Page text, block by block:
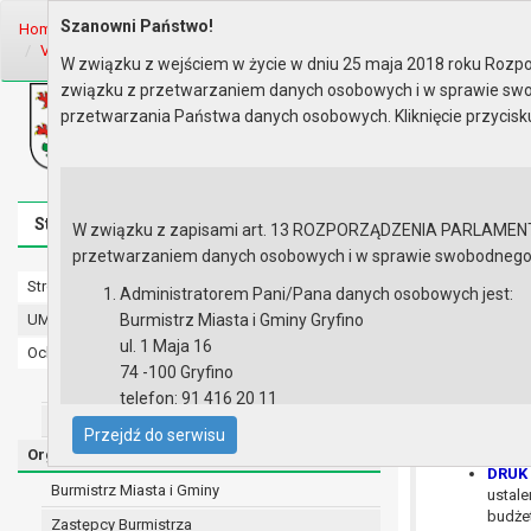
Home Organy Rada Miejska
VI sesja Rady - 26.03.2015
Biuletyn Informacji Publicznej
Urząd Miasta i Gminy w Gryfinie
Strona główna Mapa serwisu Aktualności
Strona główna
UMiG - telefony wewnętrzne
Ochrona danych osobowych
Urząd Miasta i Gminy w Gryfinie
Straż Miejska
Organy
Burmistrz Miasta i Gminy
Zastępcy Burmistrza
Materiały
Szanowni Państwo!
W związku z wejściem w życie w dniu 25 maja 2018 roku
związku z przetwarzaniem danych osobowych i w sprawie
przetwarzania Państwa danych osobowych. Kliknięcie
W związku z zapisami art. 13 ROZPORZĄDZENIA
przetwarzaniem danych osobowych i w sprawie
Administratorem Pani/Pana danych osobowych jest:
Burmistrz Miasta i Gminy Gryfino
ul. 1 Maja 16
74 -100 Gryfino
telefon: 91 416 20 11
e-mail:
burmistrz@gryfino.pl
Dane kontaktowe Inspektora Ochrony Danych:
telefon: 91 416 20 11
e-mail:iod@gryfino.pl
Przejdź do serwisu